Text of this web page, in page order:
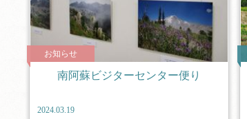
お知らせ
南阿蘇ビジターセンター便り
2024.03.19